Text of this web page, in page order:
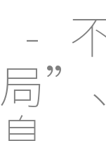
-
局”